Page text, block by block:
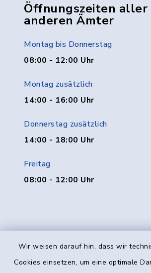
Wir weisen darauf hin, dass wir
Cookies einsetzen, um eine optimale
Öffnungszeiten aller
anderen Ämter
Montag bis Donnerstag
08:00 - 12:00 Uhr
Montag zusätzlich
14:00 - 16:00 Uhr
Donnerstag zusätzlich
14:00 - 18:00 Uhr
Freitag
08:00 - 12:00 Uhr
Kontakt